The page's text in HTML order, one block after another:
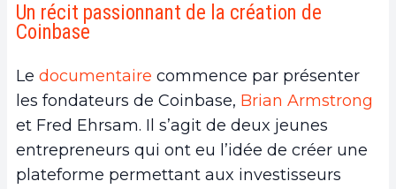
Un récit passionnant de la création de
Coinbase
Le documentaire commence par présenter
les fondateurs de Coinbase, Brian Armstrong
et Fred Ehrsam. Il s’agit de deux jeunes
entrepreneurs qui ont eu l’idée de créer une
plateforme permettant aux investisseurs